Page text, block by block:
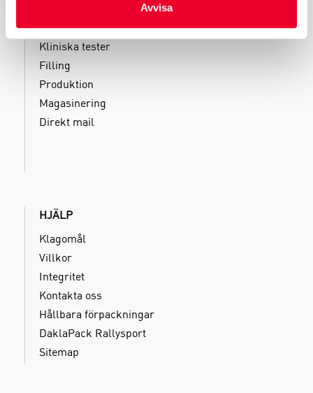
Avvisa
Kliniska tester
Filling
Produktion
Magasinering
Direkt mail
HJÄLP
Klagomål
Villkor
Integritet
Kontakta oss
Hållbara förpackningar
DaklaPack Rallysport
Sitemap